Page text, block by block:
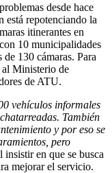
desde hace
está repotenciando la
itinerantes en
10 municipalidades
130 cámaras. Para
al Ministerio de
de ATU.
vehículos informales
También
y por eso se
pero
insistir en que se busca
mejorar el servicio.